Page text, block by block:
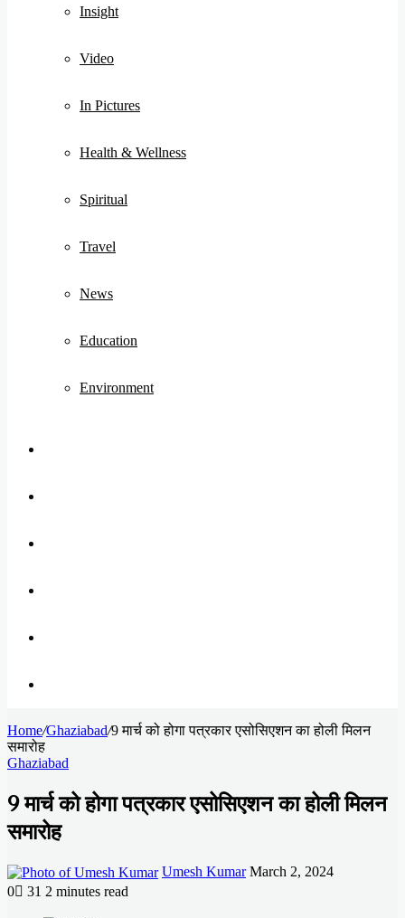
Insight
Video
In Pictures
Health & Wellness
Spiritual
Travel
News
Education
Environment
for
Home/Ghaziabad/9 मार्च को होगा पत्रकार एसोसिएशन का होली मिलन
समारोह
Ghaziabad
9 मार्च को होगा पत्रकार एसोसिएशन का होली मिलन
समारोह
Umesh Kumar Send
March 2, 2024
0
31 2 minutes read